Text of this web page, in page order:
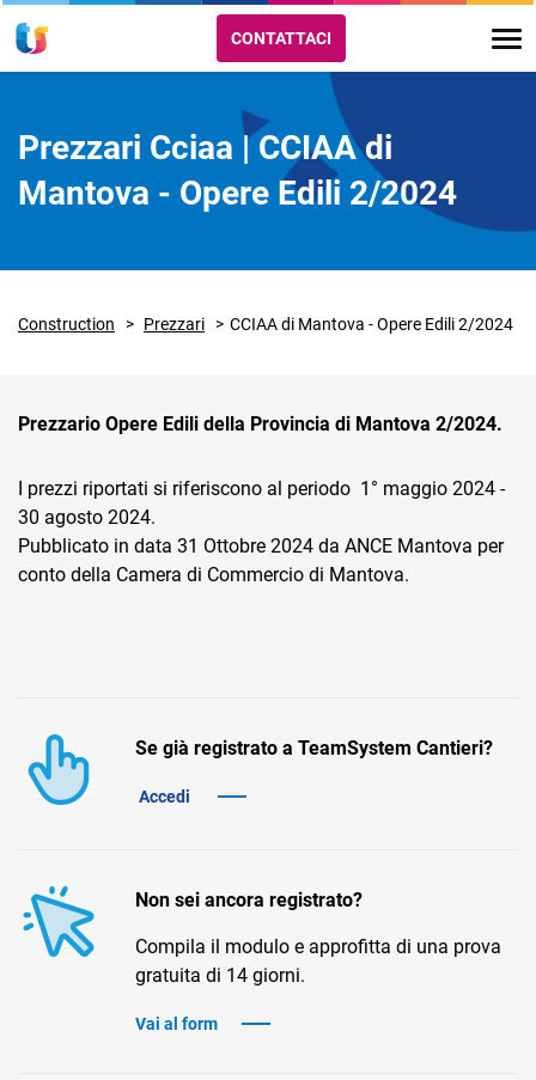
CRM
Ecommerce
Financial Solutions
Trust Services
CONTATTACI
Prezzari Cciaa | CCIAA di
Mantova - Opere Edili 2/2024
Construction Prezzari CCIAA di Mantova - Opere Edili 2/2024
Prezzario Opere Edili della Provincia di Mantova 2/2024.
I prezzi riportati si riferiscono al periodo 1° maggio 2024 -
30 agosto 2024.
Pubblicato in data 31 Ottobre 2024 da ANCE Mantova per
conto della Camera di Commercio di Mantova.
Se già registrato a TeamSystem Cantieri?
Accedi
Non sei ancora registrato?
Compila il modulo e approfitta di una prova
gratuita di 14 giorni.
Vai al form